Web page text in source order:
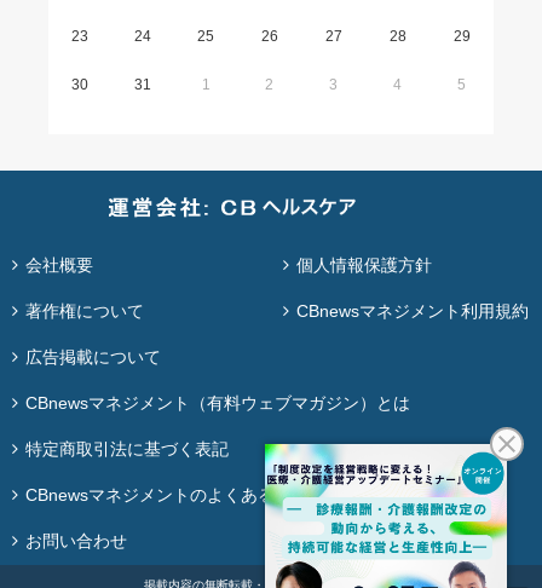
23 24 25 26 27 28 29
30 31 1 2 3 4 5
会社概要 個人情報保護方針
著作権について CBnewsマネジメント利用規約
広告掲載について
CBnewsマネジメント（有料ウェブマガジン）とは
特定商取引法に基づく表記
CBnewsマネジメントのよくある質問
お問い合わせ
掲載内容の無断転載・再配布は固く禁じます。